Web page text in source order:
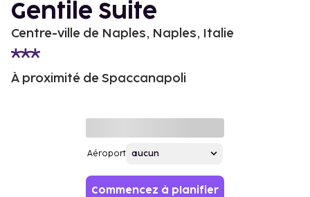
Gentile Suite
Centre-ville de Naples, Naples, Italie
À proximité de Spaccanapoli
Aéroport
Commencez à planifier